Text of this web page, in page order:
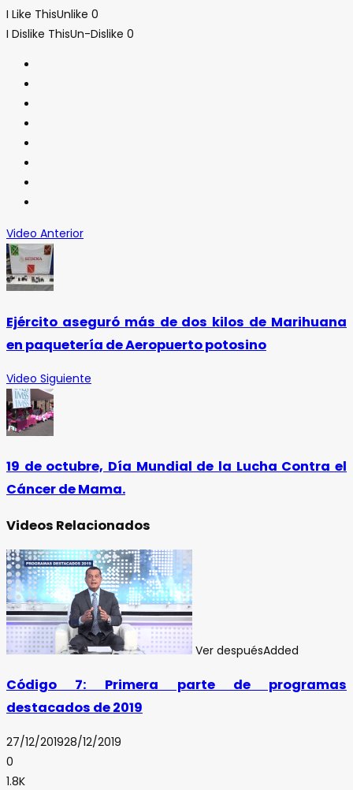
I Like ThisUnlike 0
I Dislike ThisUn-Dislike 0
Video Anterior
Ejército aseguró más de dos kilos de Marihuana
en paquetería de Aeropuerto potosino
Video Siguiente
19 de octubre, Día Mundial de la Lucha Contra el
Cáncer de Mama.
Videos Relacionados
Ver despuésAdded
Código 7: Primera parte de programas
destacados de 2019
27/12/201928/12/2019
0
1.8K